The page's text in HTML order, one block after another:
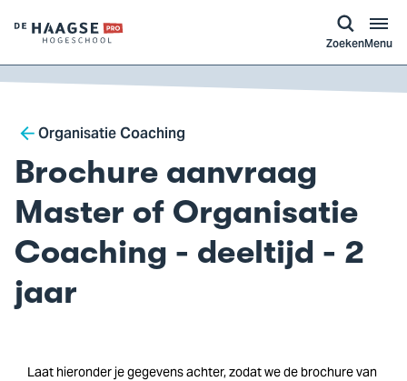
Logo
van
De
Hogeschool,
ga
naar
de
homepagina
ZoekenMenu
Breadcrumb
Organisatie Coaching
Brochure aanvraag
Master of Organisatie
Coaching - deeltijd - 2
jaar
Laat hieronder je gegevens achter, zodat we de brochure van